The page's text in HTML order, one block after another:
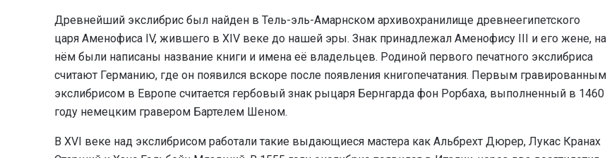
Древнейший экслибрис был найден в Тель-эль-Амарнском архивохранилище древнеегипетского
царя Аменофиса IV, жившего в XIV веке до нашей эры. Знак принадлежал Аменофису III и его жене, на
нём были написаны название книги и имена её владельцев. Родиной первого печатного экслибриса
считают Германию, где он появился вскоре после появления книгопечатания. Первым гравированным
экслибрисом в Европе считается гербовый знак рыцаря Бернгарда фон Рорбаха, выполненный в 1460
году немецким гравером Бартелем Шеном.
В XVI веке над экслибрисом работали такие выдающиеся мастера как Альбрехт Дюрер, Лукас Кранах